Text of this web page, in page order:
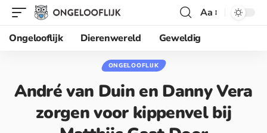
Aa
Ongelooflijk
Dierenwereld Geweldig
ONGELOOFLIJK
André van Duin en Danny Vera
zorgen voor kippenvel bij